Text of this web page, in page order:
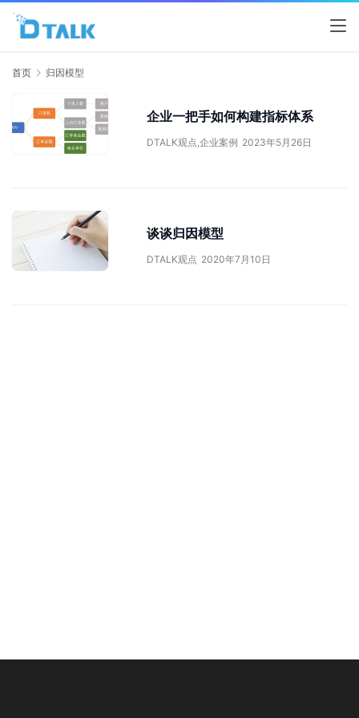
首页 归因模型
企业一把手如何构建指标体系
DTALK观点,企业案例 2023年5月26日
谈谈归因模型
DTALK观点 2020年7月10日